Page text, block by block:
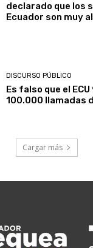
declarado que los
Ecuador son muy
DISCURSO PÚBLICO
Es falso que el
100.000 llamadas
Cargar más